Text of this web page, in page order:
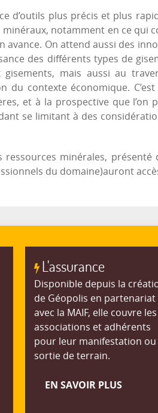
d’outils plus précis et plus
notamment en ce qui
On attend aussi des
des différents types de
mais aussi au
du contexte économique.
et à la prospective que l’on
se limitant à des
minérales,
du domaine)auront
L'assurance
Disponible depuis la
de Géopolis en partenariat
avec la MAIF, elle couvre les
associations et adhérents
pour leur manifestation ou
sortie de terrain.
EN SAVOIR PLUS